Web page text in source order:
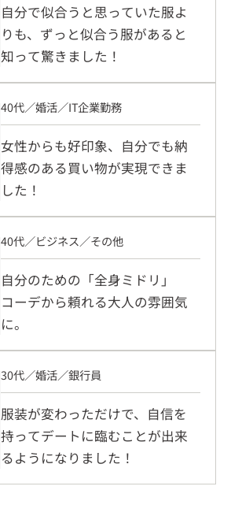
自分で似合うと思っていた服よ
りも、ずっと似合う服があると
知って驚きました！
40代／婚活／IT企業勤務
女性からも好印象、自分でも納
得感のある買い物が実現できま
した！
40代／ビジネス／その他
自分のための「全身ミドリ」
コーデから頼れる大人の雰囲気
に。
30代／婚活／銀行員
服装が変わっただけで、自信を
持ってデートに臨むことが出来
るようになりました！